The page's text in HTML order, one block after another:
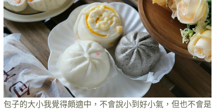
包子的大小我覺得頗適中，不會說小到好小氣，但也不會是